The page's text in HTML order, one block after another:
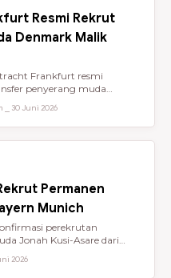
Resmi Rekrut
Denmark Malik
Frankfurt resmi
penyerang muda
⎯ 30 Juni 2026
Permanen
Munich
perekrutan
Jonah Kusi-Asare dari
2026